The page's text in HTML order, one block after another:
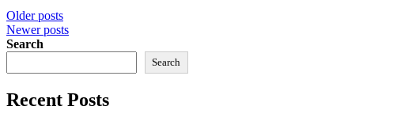
Posts
navigation
Older posts
Newer posts
Search
Search
Recent Posts